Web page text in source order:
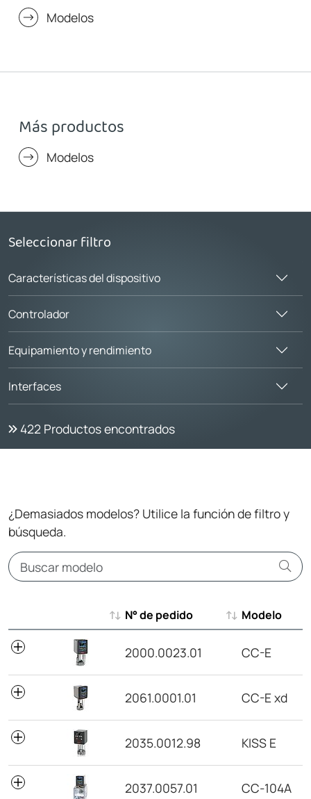
Modelos
Más productos
Modelos
Seleccionar filtro
Características del dispositivo
Controlador
Equipamiento y rendimiento
Interfaces
422 Productos encontrados
¿Demasiados modelos? Utilice la función de filtro y
búsqueda.
N° de pedido
Modelo
2000.0023.01 CC-E
2061.0001.01 CC-E xd
2035.0012.98 KISS E
2037.0057.01 CC-104A